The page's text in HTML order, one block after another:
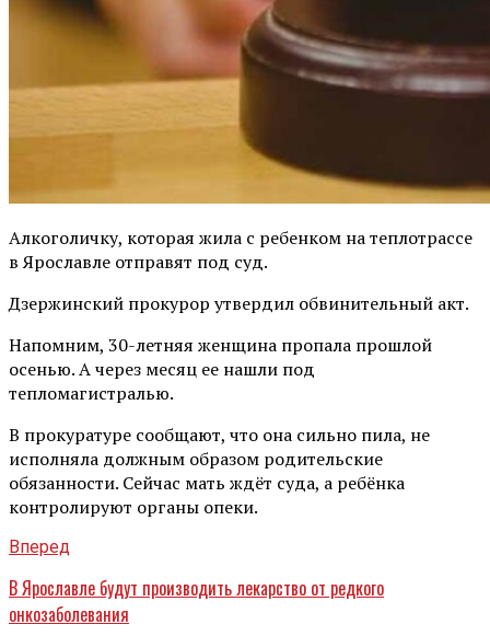
Алкоголичку, которая жила с ребенком на теплотрассе
в Ярославле отправят под суд.
Дзержинский прокурор утвердил обвинительный акт.
Напомним, 30-летняя женщина пропала прошлой
осенью. А через месяц ее нашли под
тепломагистралью.
В прокуратуре сообщают, что она сильно пила, не
исполняла должным образом родительские
обязанности. Сейчас мать ждёт суда, а ребёнка
контролируют органы опеки.
Вперед
В Ярославле будут производить лекарство от редкого
онкозаболевания